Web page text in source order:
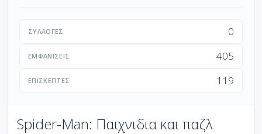
ΣΥΛΛΟΓΈΣ 0
ΕΜΦΑΝΊΣΕΙΣ 405
ΕΠΙΣΚΈΠΤΕΣ 119
Spider-Man: Παιχνιδια και παζλ